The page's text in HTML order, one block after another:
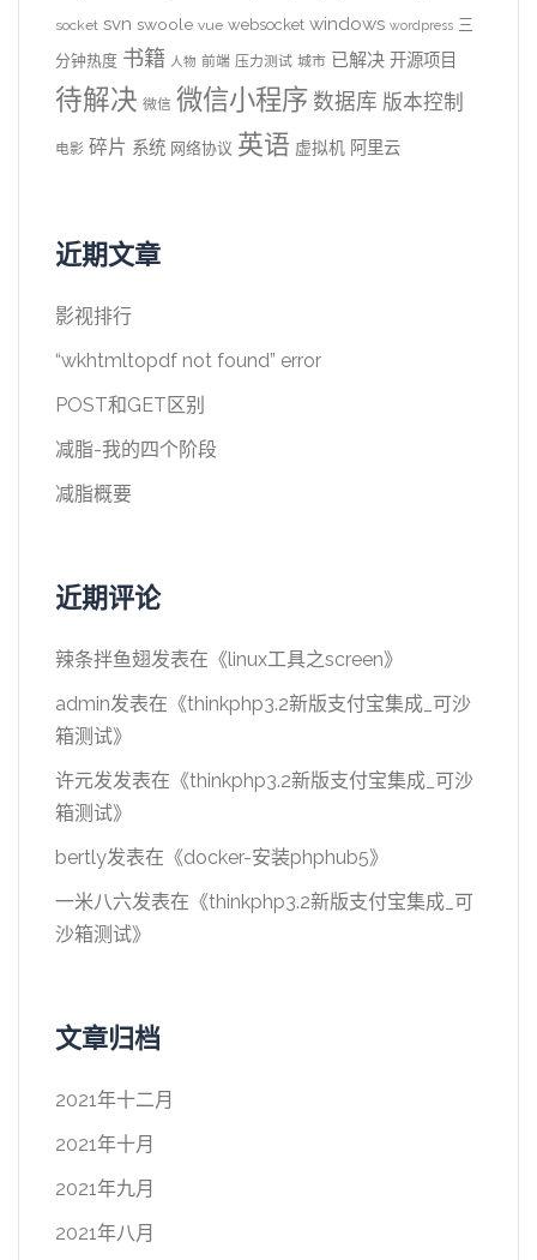
socket svn swoole vue websocket windows wordpress 三
分钟热度 书籍 人物 前端 压力测试 城市 已解决 开源项目
待解决 微信 微信小程序 数据库 版本控制
电影 碎片 系统 网络协议 英语 虚拟机 阿里云
近期文章
影视排行
“wkhtmltopdf not found” error
POST和GET区别
减脂-我的四个阶段
减脂概要
近期评论
辣条拌鱼翅发表在《linux工具之screen》
admin发表在《thinkphp3.2新版支付宝集成_可沙
箱测试》
许元发发表在《thinkphp3.2新版支付宝集成_可沙
箱测试》
bertly发表在《docker-安装phphub5》
一米八六发表在《thinkphp3.2新版支付宝集成_可
沙箱测试》
文章归档
2021年十二月
2021年十月
2021年九月
2021年八月